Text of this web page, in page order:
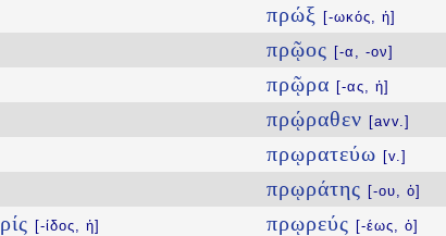
[-ίδος, ἡ]
πρώξ [-ωκός, ἡ]
πρῷος [-α, -ον]
πρῷρα [-ας, ἡ]
πρῴραθεν [avv.]
πρῳρατεύω [v.]
πρῳράτης [-ου, ὁ]
πρῳρεύς [-έως, ὁ]